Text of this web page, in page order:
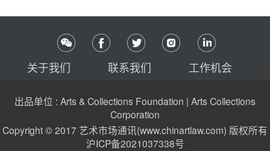
关于我们 联系我们 工作机会
出品单位 : Arts & Collections Foundation | Arts Collections
Corporation
Copyright © 2017 艺术市场通讯(www.chinartlaw.com) 版权所有
沪ICP备2021037338号